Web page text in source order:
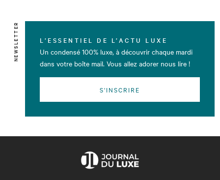
NEWSLETTER L’ESSENTIEL DE L’ACTU LUXE
Un condensé 100% luxe, à découvrir chaque mardi
dans votre boîte mail. Vous allez adorer nous lire !
S'INSCRIRE